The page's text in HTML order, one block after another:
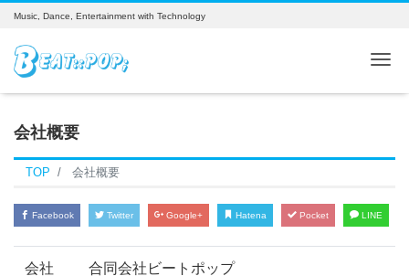
Music, Dance, Entertainment with Technology
会社概要
TOP 会社概要
Facebook Twitter Google+ Hatena Pocket LINE
会社
合同会社ビートポップ